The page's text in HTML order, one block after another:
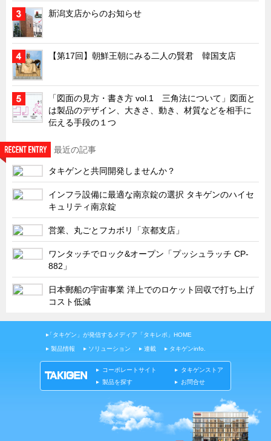
ECOLOGY NEWS SCRAMBLE
わが街わが支店
支店所在地（歴史探訪）
ニッポン再発見
あれこれWATCH
こんなとき、どう言うの?
CATEGORY タキゲンinfo.
お知らせ
展示会情報／出展告知
工場見学
海外出張
社外セミナー
タキゲンの歴史
タキゲン売上ランキング
展示トラック
タキスポ
新潟支店からのお知らせ
【第17回】朝鮮王朝にみる二人の賢君 韓国支店
「図面の見方・書き方 vol.1 三角法について」図面と
は製品のデザイン、大きさ、動き、材質などを相手に
伝える手段の１つ
最近の記事
タキゲンと共同開発しませんか？
インフラ設備に最適な南京錠の選択 タキゲンのハイセ
キュリティ南京錠
営業、丸ごとフカボリ「京都支店」
ワンタッチでロック&オープン「プッシュラッチ CP-
882」
日本郵船の宇宙事業 洋上でのロケット回収で打ち上げ
コスト低減
「タキゲン」が発信するメディア「タキレポ」HOME
製品情報 ソリューション 連載 タキゲンinfo.
コーポレートサイト
タキゲンストア
製品を探す
お問合せ